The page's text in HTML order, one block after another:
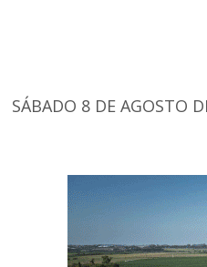
SÁBADO 8 DE AGOSTO